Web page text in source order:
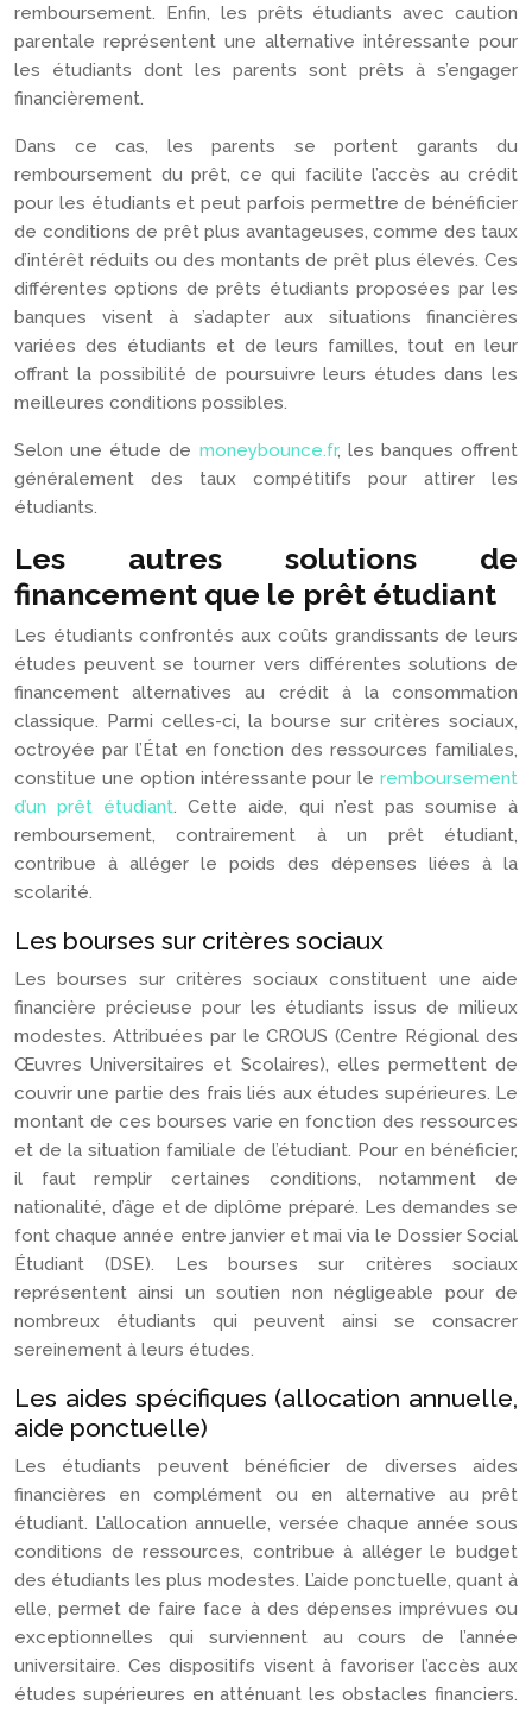
remboursement. Enfin, les prêts étudiants avec caution
parentale représentent une alternative intéressante pour
les étudiants dont les parents sont prêts à s’engager
financièrement.
Dans ce cas, les parents se portent garants du
remboursement du prêt, ce qui facilite l’accès au crédit
pour les étudiants et peut parfois permettre de bénéficier
de conditions de prêt plus avantageuses, comme des taux
d’intérêt réduits ou des montants de prêt plus élevés. Ces
différentes options de prêts étudiants proposées par les
banques visent à s’adapter aux situations financières
variées des étudiants et de leurs familles, tout en leur
offrant la possibilité de poursuivre leurs études dans les
meilleures conditions possibles.
Selon une étude de moneybounce.fr, les banques offrent
généralement des taux compétitifs pour attirer les
étudiants.
Les autres solutions de
financement que le prêt étudiant
Les étudiants confrontés aux coûts grandissants de leurs
études peuvent se tourner vers différentes solutions de
financement alternatives au crédit à la consommation
classique. Parmi celles-ci, la bourse sur critères sociaux,
octroyée par l’État en fonction des ressources familiales,
constitue une option intéressante pour le remboursement
d’un prêt étudiant. Cette aide, qui n’est pas soumise à
remboursement, contrairement à un prêt étudiant,
contribue à alléger le poids des dépenses liées à la
scolarité.
Les bourses sur critères sociaux
Les bourses sur critères sociaux constituent une aide
financière précieuse pour les étudiants issus de milieux
modestes. Attribuées par le CROUS (Centre Régional des
Œuvres Universitaires et Scolaires), elles permettent de
couvrir une partie des frais liés aux études supérieures. Le
montant de ces bourses varie en fonction des ressources
et de la situation familiale de l’étudiant. Pour en bénéficier,
il faut remplir certaines conditions, notamment de
nationalité, d’âge et de diplôme préparé. Les demandes se
font chaque année entre janvier et mai via le Dossier Social
Étudiant (DSE). Les bourses sur critères sociaux
représentent ainsi un soutien non négligeable pour de
nombreux étudiants qui peuvent ainsi se consacrer
sereinement à leurs études.
Les aides spécifiques (allocation annuelle,
aide ponctuelle)
Les étudiants peuvent bénéficier de diverses aides
financières en complément ou en alternative au prêt
étudiant. L’allocation annuelle, versée chaque année sous
conditions de ressources, contribue à alléger le budget
des étudiants les plus modestes. L’aide ponctuelle, quant à
elle, permet de faire face à des dépenses imprévues ou
exceptionnelles qui surviennent au cours de l’année
universitaire. Ces dispositifs visent à favoriser l’accès aux
études supérieures en atténuant les obstacles financiers.